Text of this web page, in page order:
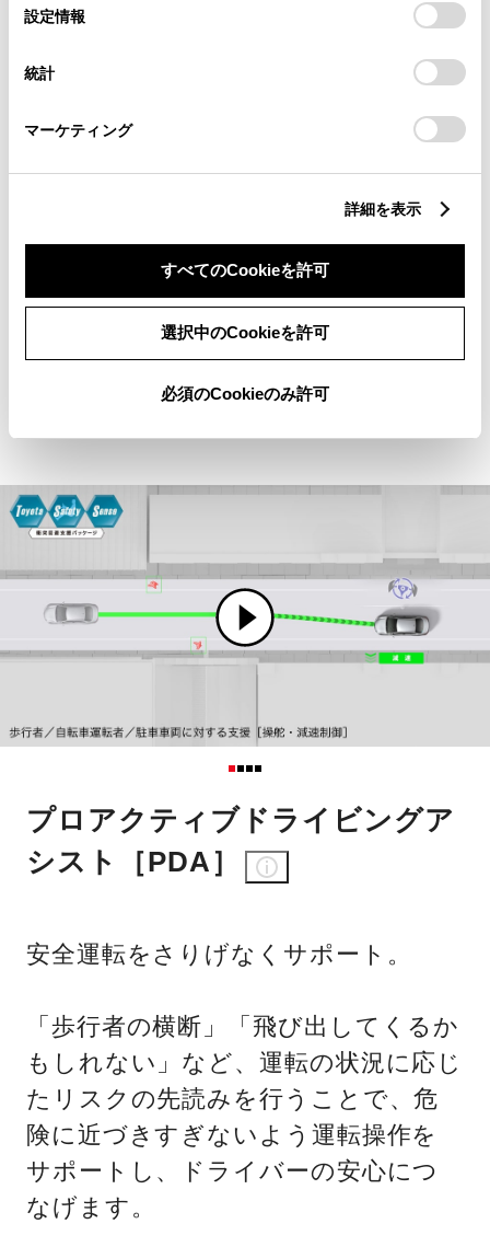
デバイスにすべてのCookie(クッキー)が保存されることに同
意したことになります。Cookie(クッキー)のオプトアウト、
設定の変更、同意を撤回したりするにあたっては、当社の
「Cookie（クッキー）情報の取り扱いについて
」をご覧くだ
設定情報
統計
マーケティング
詳細を表示
すべてのCookieを許可
選択中のCookieを許可
必須のCookieのみ許可
車運転者、車両検知機能により衝突回
低速時の自車の直前にいる歩行者、自
単眼カメラで認識。前方に対象物があ
クセルペダルが必要以上に強く踏み込
まれた場合には、ハイブリッドシス
テム出力を抑制または弱いブレーキ
プロアクティブドライビングア
シスト［PDA］
安全運転をさりげなくサポート。
「歩行者の横断」「飛び出してくるか
もしれない」など、運転の状況に応じ
たリスクの先読みを行うことで、危
険に近づきすぎないよう運転操作を
サポートし、ドライバーの安心につ
なげます。